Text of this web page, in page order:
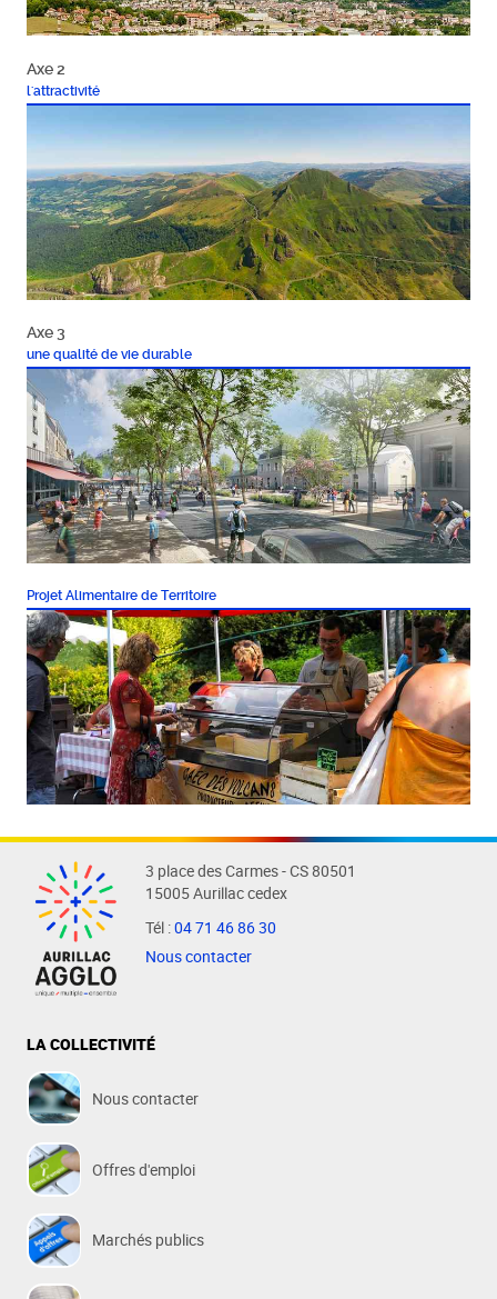
l'attractivité
Axe 2
une qualité de vie durable
Axe 3
Projet Alimentaire de Territoire
3 place des Carmes - CS 80501
15005 Aurillac cedex
Tél :04 71 46 86 30
Nous contacter
LA COLLECTIVITÉ
Nous contacter
Offres d'emploi
Marchés publics